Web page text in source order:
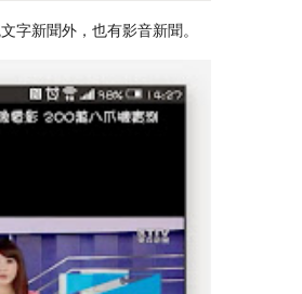
字新聞外，也有影音新聞。